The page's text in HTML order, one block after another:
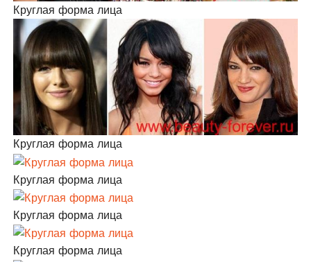
Круглая форма лица
Круглая форма лица
Круглая форма лица
Круглая форма лица
Круглая форма лица